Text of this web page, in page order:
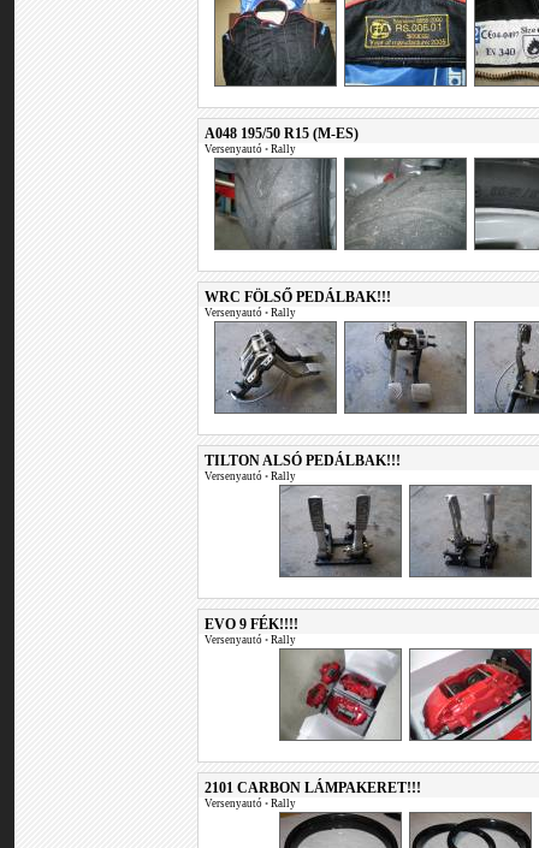
A048 195/50 R15 (M-ES)
Versenyautó • Rally
WRC FÖLSŐ PEDÁLBAK!!!
Versenyautó • Rally
TILTON ALSÓ PEDÁLBAK!!!
Versenyautó • Rally
EVO 9 FÉK!!!!
Versenyautó • Rally
2101 CARBON LÁMPAKERET!!!
Versenyautó • Rally